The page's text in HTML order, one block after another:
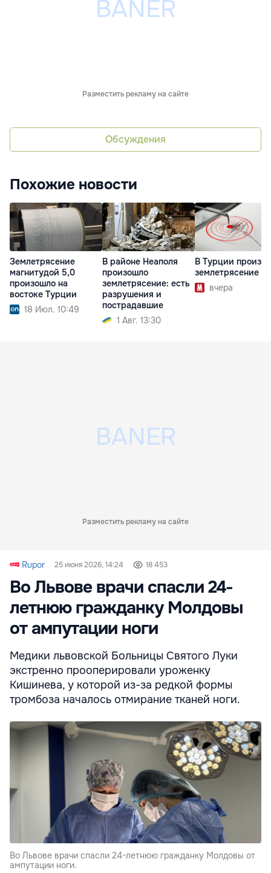
Разместить рекламу на сайте
Обсуждения
Похожие новости
Землетрясение
магнитудой 5,0
произошло на
востоке Турции
18 Июл. 10:49
В районе Неаполя
произошло
землетрясение: есть
разрушения и
пострадавшие
1 Авг. 13:30
В Турции
землетрясение
вчера
Разместить рекламу на сайте
Rupor 25 июня 2026, 14:24 18 453
Во Львове врачи спасли 24-
летнюю гражданку Молдовы
от ампутации ноги
Медики львовской Больницы Святого Луки
экстренно прооперировали уроженку
Кишинева, у которой из-за редкой формы
тромбоза началось отмирание тканей ноги.
Во Львове врачи спасли 24-летнюю гражданку Молдовы от
ампутации ноги.